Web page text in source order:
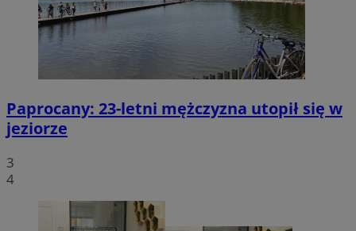
Paprocany: 23-letni mężczyzna utopił się w
jeziorze
3
4